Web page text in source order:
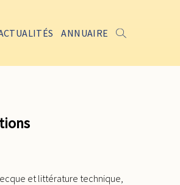
ANNUAIRE
et littérature technique,